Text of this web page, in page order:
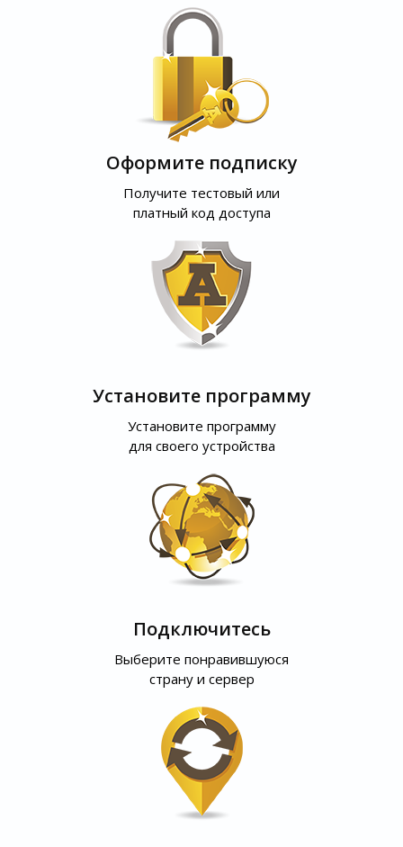
Оформите подписку
Получите тестовый или
платный код доступа
Установите программу
Установите программу
для своего устройства
Подключитесь
Выберите понравившуюся
страну и сервер